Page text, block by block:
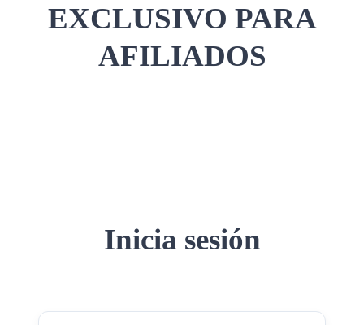
EXCLUSIVO PARA
AFILIADOS
Inicia sesión